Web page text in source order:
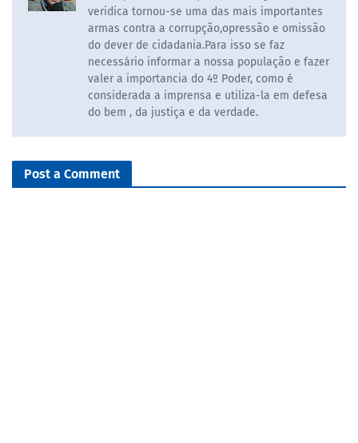
veridica tornou-se uma das mais importantes
armas contra a corrupção,opressão e omissão
do dever de cidadania.Para isso se faz
necessário informar a nossa população e fazer
valer a importancia do 4º Poder, como é
considerada a imprensa e utiliza-la em defesa
do bem , da justiça e da verdade.
Post a Comment